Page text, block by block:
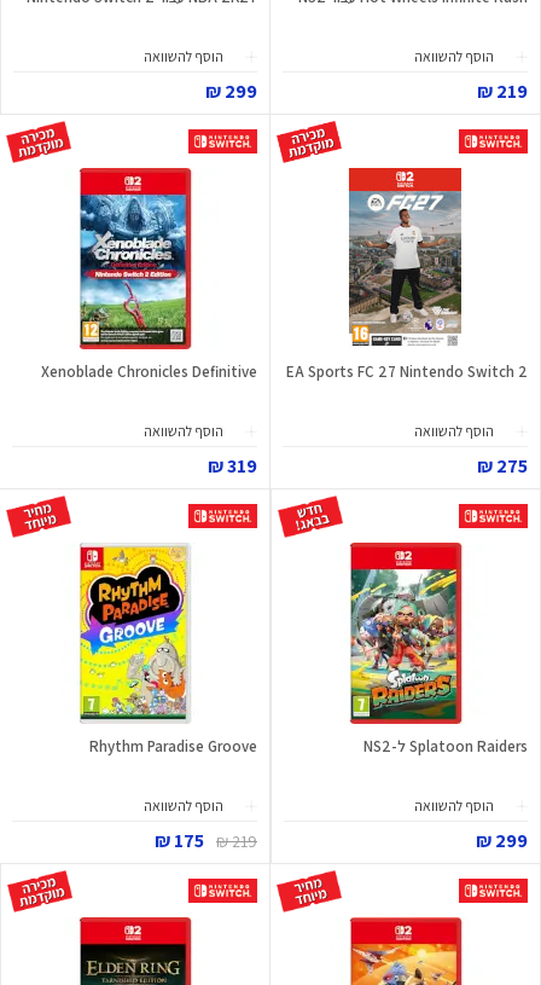
הוסף להשוואה
219 ₪
הוסף להשוואה
299 ₪
EA Sports FC 27 Nintendo Switch 2
הוסף להשוואה
275 ₪
Xenoblade Chronicles Definitive
הוסף להשוואה
319 ₪
Splatoon Raiders ל-NS2
הוסף להשוואה
299 ₪
Rhythm Paradise Groove
הוסף להשוואה
219 ₪
175 ₪